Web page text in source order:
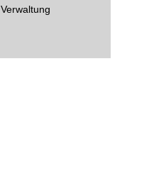
Verwaltung